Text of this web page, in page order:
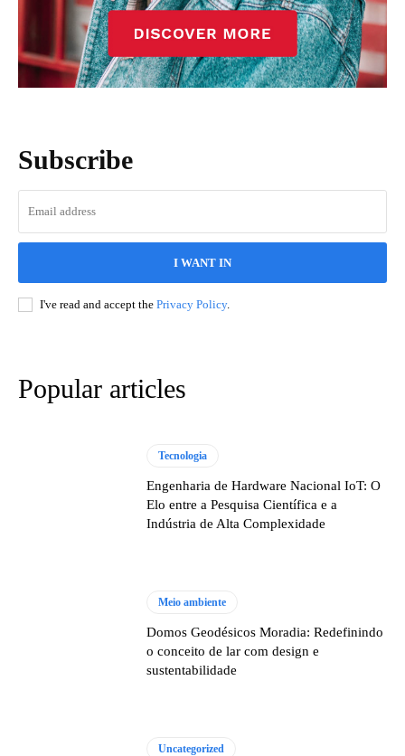
Subscribe
I WANT IN
I've read and accept the Privacy Policy.
Popular articles
Tecnologia
Engenharia de Hardware Nacional IoT: O
Elo entre a Pesquisa Científica e a
Indústria de Alta Complexidade
Meio ambiente
Domos Geodésicos Moradia: Redefinindo
o conceito de lar com design e
sustentabilidade
Uncategorized